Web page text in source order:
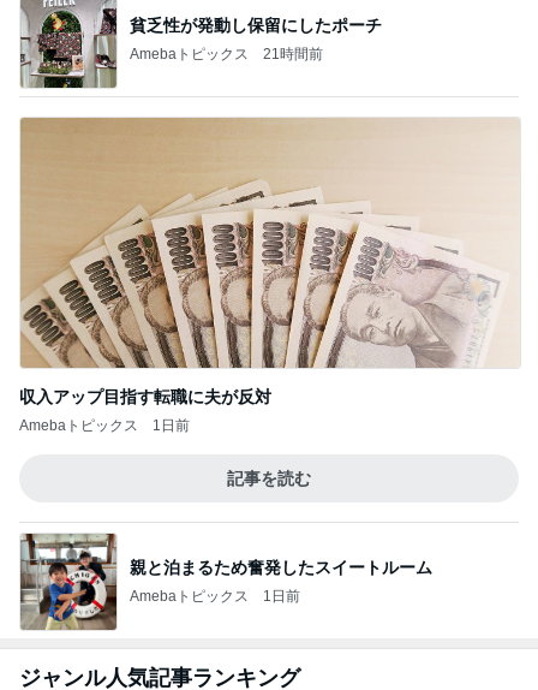
1日前
記事を読む
親と泊まるため奮発したスイートルーム
Amebaトピックス 1日前
1
法、9月持ち越し確定
2
世界の都市はなぜ泥に埋まったのか？4億320
0万トンの供給源を検証【マッドフラッド】